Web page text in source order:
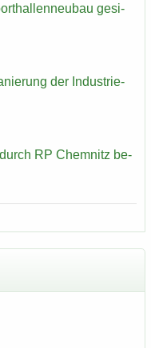
ge­si­
der In­dus­trie­
RP Chem­nitz be­